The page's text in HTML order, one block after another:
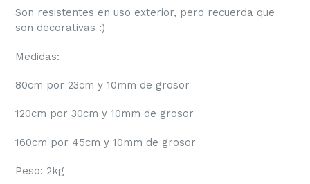
Son resistentes en uso exterior, pero recuerda que
son decorativas :)
Medidas:
80cm por 23cm y 10mm de grosor
120cm por 30cm y 10mm de grosor
160cm por 45cm y 10mm de grosor
Peso: 2kg